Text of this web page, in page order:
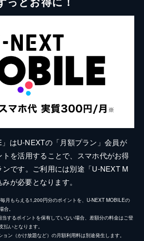
」はU-NEXTの「月額プラン」会員が
を活用することで、スマホ代がお得
です。ご利用には別途「U-NEXT M
が必要となります。
月もらえる1,200円分のポイントを、U-NEXT MOBILEの
。
するポイントを保有していない場合、差額分の料金はご登
いとなります。
ン（かけ放題など）の月額利用料は別途発生します。